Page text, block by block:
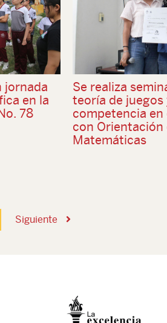
jornada
en la
78
Se realiza
teoría de juegos
competencia en
con Orientación
Matemáticas
Siguiente